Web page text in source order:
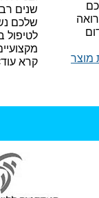
שנים
שלכם
לטיפול
קרא
מוצר